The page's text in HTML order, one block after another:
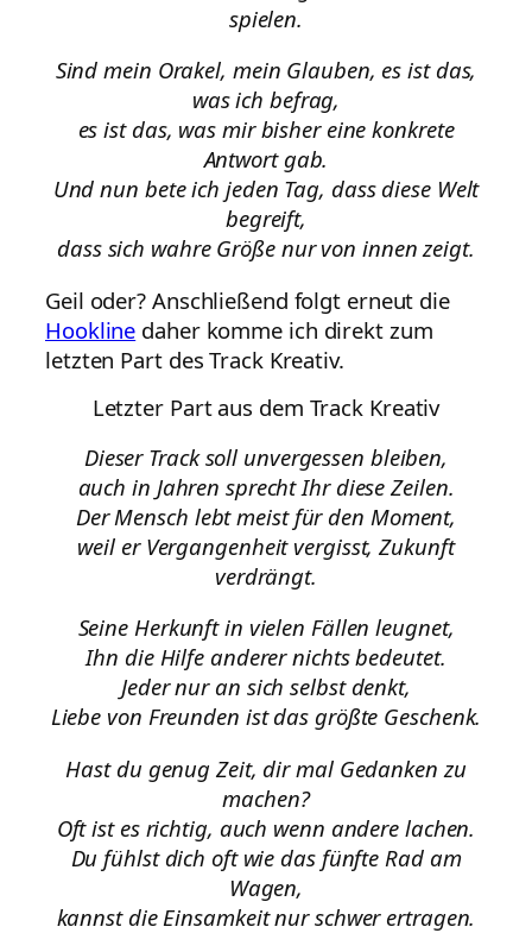
spielen.
Sind mein Orakel, mein Glauben, es ist das,
was ich befrag,
es ist das, was mir bisher eine konkrete
Antwort gab.
Und nun bete ich jeden Tag, dass diese Welt
begreift,
dass sich wahre Größe nur von innen zeigt.
Geil oder? Anschließend folgt erneut die
Hookline daher komme ich direkt zum
letzten Part des Track Kreativ.
Letzter Part aus dem Track Kreativ
Dieser Track soll unvergessen bleiben,
auch in Jahren sprecht Ihr diese Zeilen.
Der Mensch lebt meist für den Moment,
weil er Vergangenheit vergisst, Zukunft
verdrängt.
Seine Herkunft in vielen Fällen leugnet,
Ihn die Hilfe anderer nichts bedeutet.
Jeder nur an sich selbst denkt,
Liebe von Freunden ist das größte Geschenk.
Hast du genug Zeit, dir mal Gedanken zu
machen?
Oft ist es richtig, auch wenn andere lachen.
Du fühlst dich oft wie das fünfte Rad am
Wagen,
kannst die Einsamkeit nur schwer ertragen.